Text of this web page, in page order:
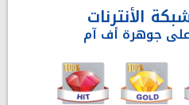
الأنترنات
جوهرة أف آم